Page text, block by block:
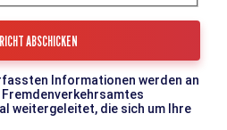
Informationen werden an
weitergeleitet, die sich um Ihre